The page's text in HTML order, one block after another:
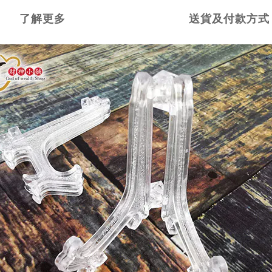
了解更多 送貨及付款方式